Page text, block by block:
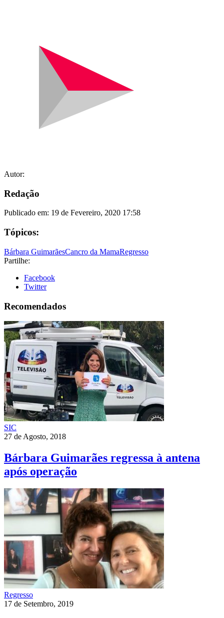
Autor:
Redação
Publicado em: 19 de Fevereiro, 2020 17:58
Tópicos:
Bárbara GuimarãesCancro da MamaRegresso
Partilhe:
Facebook
Twitter
Recomendados
SIC
27 de Agosto, 2018
Bárbara Guimarães regressa à antena
após operação
Regresso
17 de Setembro, 2019